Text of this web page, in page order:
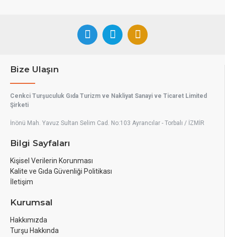
Bize Ulaşın
Cenkci Turşuculuk Gıda Turizm ve Nakliyat Sanayi ve Ticaret Limited
Şirketi
İnönü Mah. Yavuz Sultan Selim Cad. No:103 Ayrancılar - Torbalı / İZMİR
Bilgi Sayfaları
Kişisel Verilerin Korunması
Kalite ve Gıda Güvenliği Politikası
İletişim
Kurumsal
Hakkımızda
Turşu Hakkında